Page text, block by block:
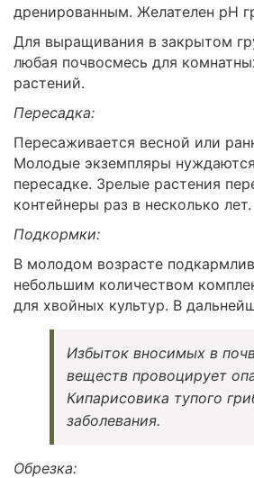
дренированным. Желателен pH
Для выращивания в закрытом
любая почвосмесь для
растений.
Пересадка:
Пересаживается весной или
Молодые экземпляры
пересадке. Зрелые растения
контейнеры раз в несколько лет.
Подкормки:
В молодом возрасте
небольшим количеством
для хвойных культур. В
Избыток вносимых в
веществ провоцирует
Кипарисовика тупого
заболевания.
Обрезка: